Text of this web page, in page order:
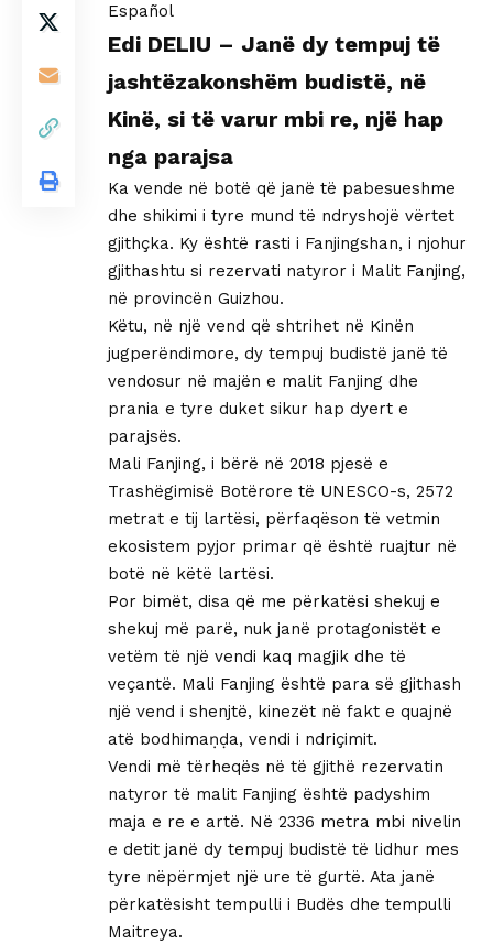
Español
Edi DELIU – Janë dy tempuj të
jashtëzakonshëm budistë, në
Kinë, si të varur mbi re, një hap
nga parajsa
Ka vende në botë që janë të pabesueshme
dhe shikimi i tyre mund të ndryshojë vërtet
gjithçka. Ky është rasti i Fanjingshan, i njohur
gjithashtu si rezervati natyror i Malit Fanjing,
në provincën Guizhou.
Këtu, në një vend që shtrihet në Kinën
jugperëndimore, dy tempuj budistë janë të
vendosur në majën e malit Fanjing dhe
prania e tyre duket sikur hap dyert e
parajsës.
Mali Fanjing, i bërë në 2018 pjesë e
Trashëgimisë Botërore të UNESCO-s, 2572
metrat e tij lartësi, përfaqëson të vetmin
ekosistem pyjor primar që është ruajtur në
botë në këtë lartësi.
Por bimët, disa që me përkatësi shekuj e
shekuj më parë, nuk janë protagonistët e
vetëm të një vendi kaq magjik dhe të
veçantë. Mali Fanjing është para së gjithash
një vend i shenjtë, kinezët në fakt e quajnë
atë bodhimaṇḍa, vendi i ndriçimit.
Vendi më tërheqës në të gjithë rezervatin
natyror të malit Fanjing është padyshim
maja e re e artë. Në 2336 metra mbi nivelin
e detit janë dy tempuj budistë të lidhur mes
tyre nëpërmjet një ure të gurtë. Ata janë
përkatësisht tempulli i Budës dhe tempulli
Maitreya.